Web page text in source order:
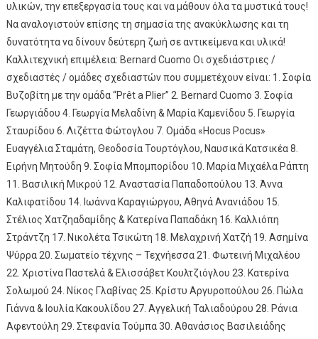
υλικών, την επεξεργασία τους και να μάθουν όλα τα μυστικά τους!
Να αναλογιστούν επίσης τη σημασία της ανακύκλωσης και τη
δυνατότητα να δίνουν δεύτερη ζωή σε αντικείμενα και υλικά!
Καλλιτεχνική επιμέλεια: Bernard Cuomo Οι σχεδιάστριες /
σχεδιαστές / ομάδες σχεδιαστών που συμμετέχουν είναι: 1. Σοφία
Βυζοβίτη με την ομάδα “Prêt a Plier” 2. Bernard Cuomo 3. Σοφία
Γεωργιάδου 4. Γεωργία Μελαδίνη & Μαρία Καμενίδου 5. Γεωργία
Σταυρίδου 6. Λιζέττα Φώτογλου 7. Ομάδα «Hocus Pocus»
Ευαγγέλια Σταμάτη, Θεοδοσία Τουρτόγλου, Ναυσικά Κατσικέα 8.
Ειρήνη Μητούδη 9. Σοφία Μπομπορίδου 10. Μαρία Μιχαέλα Ράπτη
11. Βασιλική Μικρού 12. Αναστασία Παπαδοπούλου 13. Άννα
Καλιφατίδου 14. Ιωάννα Καραγιώργου, Αθηνά Ανανιάδου 15.
Στέλιος Χατζηαδαμίδης & Κατερίνα Παπαδάκη 16. Καλλιόπη
Στράντζη 17. Νικολέτα Τσικώτη 18. Μελαχρινή Χατζή 19. Ασημίνα
Ψύρρα 20. Σωματείο τέχνης – Τεχνήεσσα 21. Φωτεινή Μιχαλέου
22. Χριστίνα Παστελά & Ελισσάβετ Κουλτζιόγλου 23. Κατερίνα
Σολωμού 24. Νίκος Γλαβίνας 25. Κρίστυ Αργυροπούλου 26. Πώλα
Γιάννα & Ιουλία Κακουλίδου 27. Αγγελική Ταλιαδούρου 28. Ράνια
Αφεντούλη 29. Στεφανία Τούμπα 30. Αθανάσιος Βασιλειάδης